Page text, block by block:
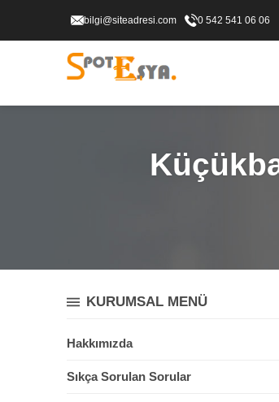
bilgi@siteadresi.com 0 542 541 06 06
KURUMSAL MENÜ
Hakkımızda
Sıkça Sorulan Sorular